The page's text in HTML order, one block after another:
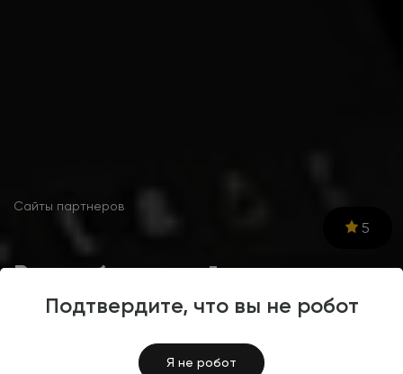
Подтвердите, что вы не робот
Я не робот
Сайты партнеров
Разработка сайта для
интернет-агентства
ConceptWeb
5